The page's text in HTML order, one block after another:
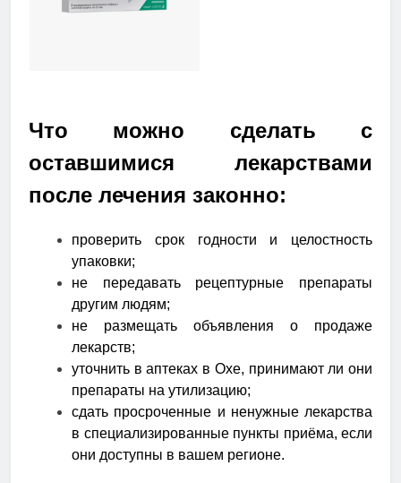
Что можно сделать с
оставшимися лекарствами
после лечения законно:
проверить срок годности и целостность
упаковки;
не передавать рецептурные препараты
другим людям;
не размещать объявления о продаже
лекарств;
уточнить в аптеках в Охе, принимают ли они
препараты на утилизацию;
сдать просроченные и ненужные лекарства
в специализированные пункты приёма, если
они доступны в вашем регионе.